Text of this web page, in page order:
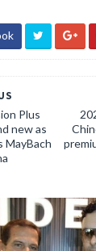
Plus
new as
MayBach